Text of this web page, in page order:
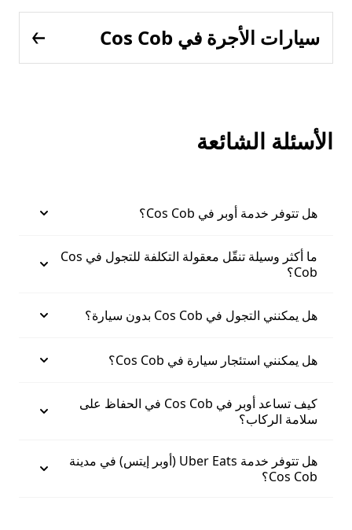
سيارات الأجرة في Cos Cob
الأسئلة الشائعة
هل تتوفر خدمة أوبر في Cos Cob؟
ما أكثر وسيلة تنقّل معقولة التكلفة للتجول في Cos
Cob؟
هل يمكنني التجول في Cos Cob بدون سيارة؟
هل يمكنني استئجار سيارة في Cos Cob؟
كيف تساعد أوبر في Cos Cob في الحفاظ على
سلامة الركاب؟
هل تتوفر خدمة Uber Eats (أوبر إيتس) في مدينة
Cos Cob؟